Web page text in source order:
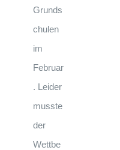
Grunds
chulen
im
Februar
. Leider
musste
der
Wettbe